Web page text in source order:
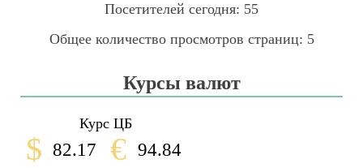
Посетителей сегодня: 55
Общее количество просмотров страниц: 5
Курсы валют
Курс ЦБ
$ 82.17 € 94.84